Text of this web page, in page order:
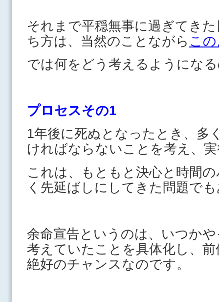
それまで平穏無事に過ぎてき
ち方は、当然のことながら こ
では何をどう考えるようにな
プロセスその1
1年後に死ぬとなったとき、多
ければならないことを考え、
これは、もともと決心と時間
く先延ばしにしてきた問題で
余命宣告というのは、いつか
考えていたことを具体化し、
絶好のチャンスなのです。